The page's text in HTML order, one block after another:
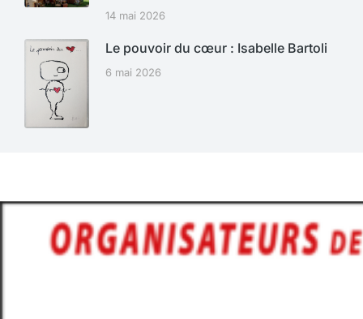
14 mai 2026
Le pouvoir du cœur : Isabelle Bartoli
6 mai 2026